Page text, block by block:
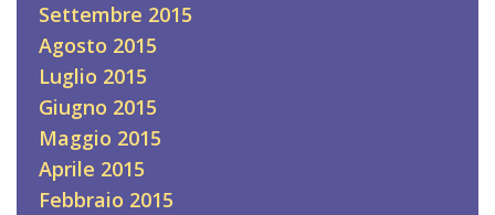
Settembre 2015
Agosto 2015
Luglio 2015
Giugno 2015
Maggio 2015
Aprile 2015
Febbraio 2015